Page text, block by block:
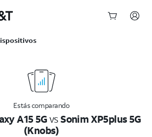
Estás comparando
A15 5GvsSonim XP5plus 5G
(Knobs)